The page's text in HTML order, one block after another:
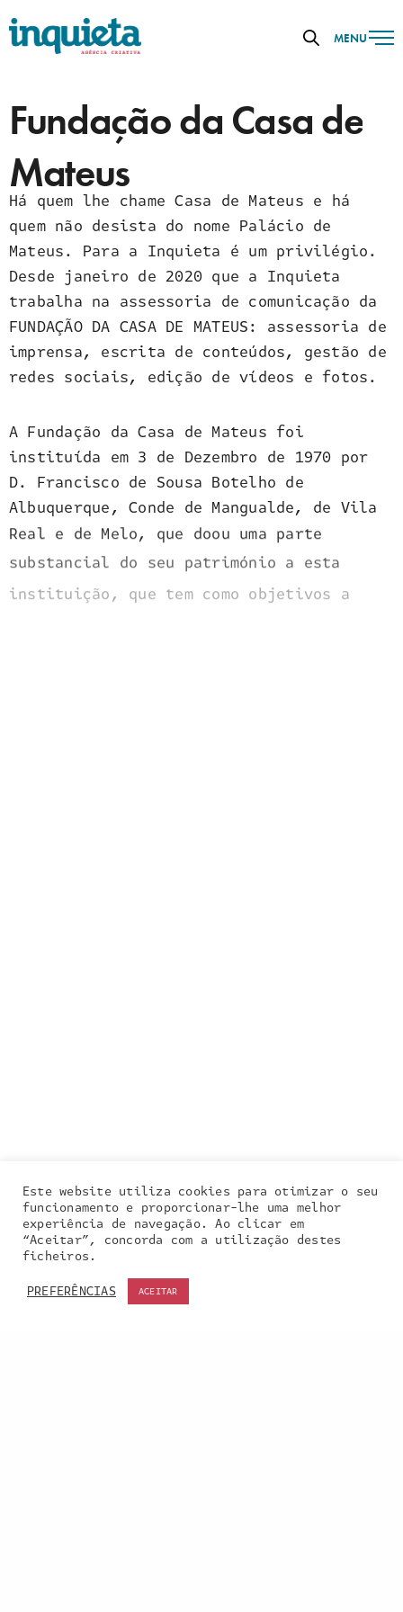
MENU
Fundação da Casa de
Mateus
Há quem lhe chame Casa de Mateus e há
quem não desista do nome Palácio de
Mateus. Para a Inquieta é um privilégio.
Desde janeiro de 2020 que a Inquieta
trabalha na assessoria de comunicação da
FUNDAÇÃO DA CASA DE MATEUS: assessoria de
imprensa, escrita de conteúdos, gestão de
redes sociais, edição de vídeos e fotos.
A Fundação da Casa de Mateus foi
instituída em 3 de Dezembro de 1970 por
D. Francisco de Sousa Botelho de
Albuquerque, Conde de Mangualde, de Vila
Real e de Melo, que doou uma parte
substancial do seu património a esta
instituição, que tem como objetivos a
Este website utiliza cookies para otimizar o seu
funcionamento e proporcionar-lhe uma melhor
experiência de navegação. Ao clicar em
“Aceitar”, concorda com a utilização destes
ficheiros.
PREFERÊNCIAS
ACEITAR
Our site uses cookies. Learn more about our use of
cookies:cookie policy
ACCEPT